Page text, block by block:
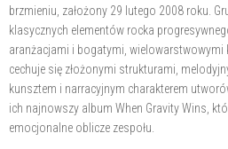
brzmieniu, założony 29 lutego 2008 roku.
klasycznych elementów rocka
aranżacjami i bogatymi, wielowarstwowymi
cechuje się złożonymi strukturami,
kunsztem i narracyjnym charakterem
ich najnowszy album When Gravity Wins,
emocjonalne oblicze zespołu.